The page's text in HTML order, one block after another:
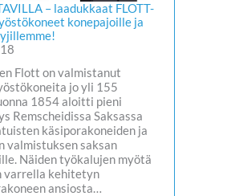
– laadukkaat FLOTT-
konepajoille ja
Flott on valmistanut
jo yli 155
1854 aloitti pieni
Remscheidissa Saksassa
käsiporakoneiden ja
valmistuksen saksan
Näiden työkalujen myötä
varrella kehitetyn
ansiosta…